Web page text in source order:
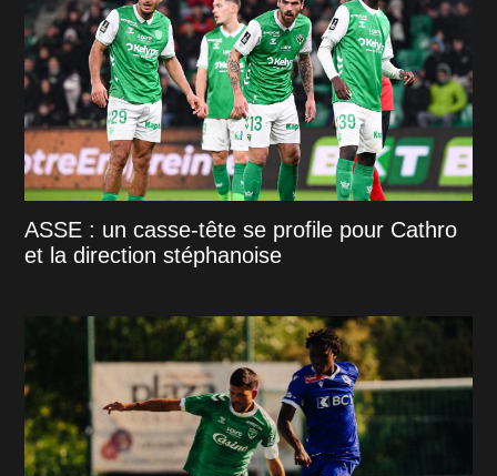
ASSE : un casse-tête se profile pour Cathro
et la direction stéphanoise